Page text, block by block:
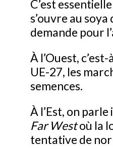
C’est
s’ouvre au
demande pour
À l’Ouest,
UE-27, les
semences.
À l’Est, on
Far Westoù la
tentative de